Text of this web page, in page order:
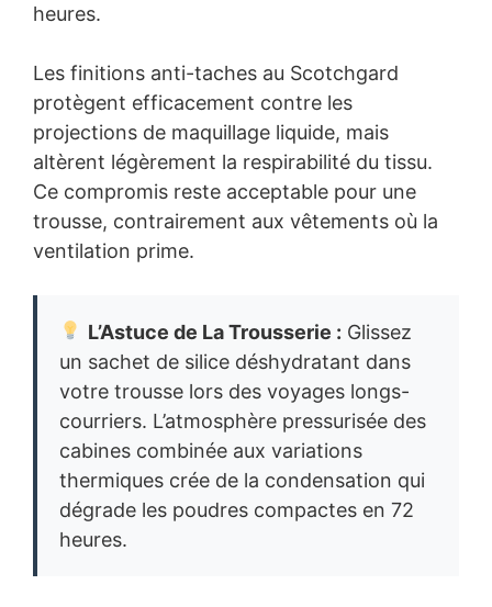
heures.
Les finitions anti-taches au Scotchgard
protègent efficacement contre les
projections de maquillage liquide, mais
altèrent légèrement la respirabilité du tissu.
Ce compromis reste acceptable pour une
trousse, contrairement aux vêtements où la
ventilation prime.
L’Astuce de La Trousserie : Glissez
un sachet de silice déshydratant dans
votre trousse lors des voyages longs-
courriers. L’atmosphère pressurisée des
cabines combinée aux variations
thermiques crée de la condensation qui
dégrade les poudres compactes en 72
heures.